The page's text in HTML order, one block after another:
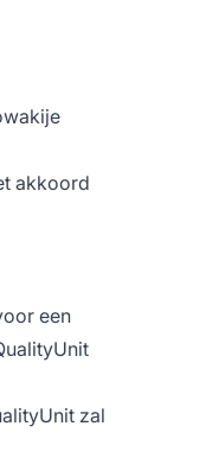
akkoord
een
zal